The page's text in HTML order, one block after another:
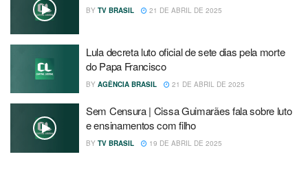
BY TV BRASIL 21 DE ABRIL DE 2025
Lula decreta luto oficial de sete dias pela morte
do Papa Francisco
BY AGÊNCIA BRASIL 21 DE ABRIL DE 2025
Sem Censura | Cissa Guimarães fala sobre luto
e ensinamentos com filho
BY TV BRASIL 19 DE ABRIL DE 2025